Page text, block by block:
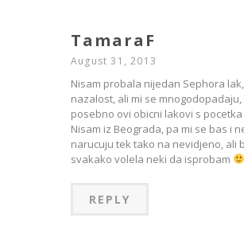
TamaraF
August 31, 2013
Nisam probala nijedan Sephora lak,
nazalost, ali mi se mnogodopadaju,
posebno ovi obicni lakovi s
Nisam iz Beograda, pa mi se bas i
narucuju tek tako na nevidjeno, ali
svakako volela neki da isprobam
REPLY